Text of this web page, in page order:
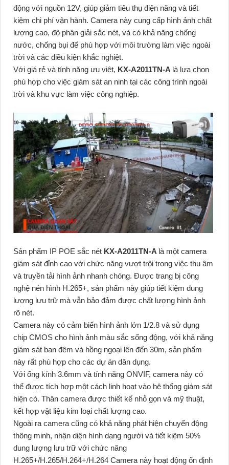
động với nguồn 12V, giúp giảm tiêu thụ điện năng và tiết
kiệm chi phí vận hành. Camera này cung cấp hình ảnh chất
lượng cao, độ phân giải sắc nét, và có khả năng chống
nước, chống bụi để phù hợp với môi trường làm việc ngoài
trời và các điều kiện khắc nghiệt.
Với giá rẻ và tính năng ưu việt, KX-A2011TN-A là lựa chọn
phù hợp cho việc giám sát an ninh tại các công trình ngoài
trời và khu vực làm việc công nghiệp.
Sản phẩm IP POE sắc nét KX-A2011TN-A là một camera
giám sát đỉnh cao với chức năng vượt trội trong việc thu âm
và truyền tải hình ảnh nhanh chóng. Được trang bị công
nghệ nén hình H.265+, sản phẩm này giúp tiết kiệm dung
lượng lưu trữ mà vẫn bảo đảm được chất lượng hình ảnh
rõ nét.
Camera này có cảm biến hình ảnh lớn 1/2.8 và sử dụng
chip CMOS cho hình ảnh màu sắc sống động, với khả năng
giám sát ban đêm và hồng ngoại lên đến 30m, sản phẩm
này rất phù hợp cho các dự án dân dụng.
Với ống kính 3.6mm và tính năng ONVIF, camera này có
thể được tích hợp một cách linh hoạt vào hệ thống giám sát
hiện có. Thân camera được thiết kế nhỏ gọn và mỹ thuật,
kết hợp vật liệu kim loại chất lượng cao.
Ngoài ra camera cũng có khả năng phát hiện chuyển động
thông minh, nhận diện hình dạng người và tiết kiệm 50%
dung lượng lưu trữ với chức năng
H.265+/H.265/H.264+/H.264 Camera này hoạt động ổn định